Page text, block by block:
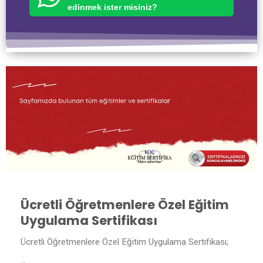
edinmek ister misiniz?
Ücretli Öğretmenlere Özel Eğitim
Uygulama Sertifikası
Ücretli Öğretmenlere Özel Eğitim Uygulama Sertifikası;